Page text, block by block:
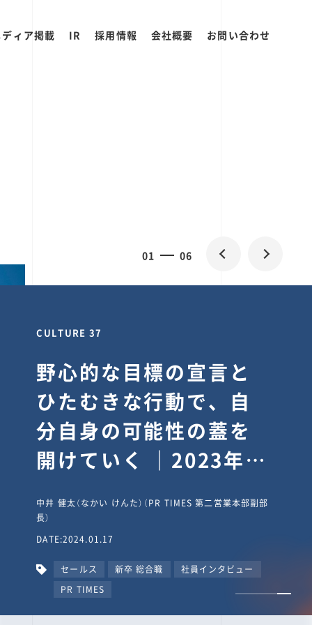
ィア掲載 IR 採用情報 会社概要 お問い合わせ
0 06